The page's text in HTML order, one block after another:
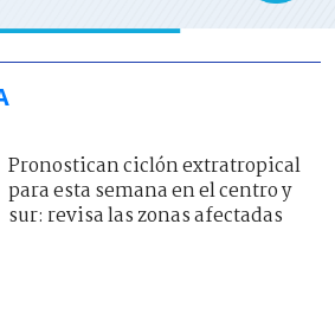
Pronostican ciclón extratropical
para esta semana en el centro y
sur: revisa las zonas afectadas